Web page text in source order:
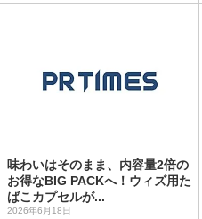
味わいはそのまま、内容量2倍の
お得なBIG PACKへ！ウィズ用た
ばこカプセルが...
2026年6月18日